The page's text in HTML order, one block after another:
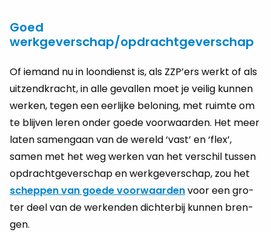
Goed
werkgeverschap/opdrachtgeverschap
Of ie­mand nu in loon­dienst is, als ZZP’ers werkt of als
uit­zend­kracht, in alle ge­val­len moet je vei­lig kun­nen
wer­ken, tegen een eer­lij­ke be­lo­ning, met ruim­te om
te blij­ven leren onder goede voor­waar­den. Het meer
laten sa­men­gaan van de we­reld ‘vast’ en ‘flex’,
samen met het weg wer­ken van het ver­schil tus­sen
op­dracht­ge­ver­schap en werk­ge­ver­schap, zou het
schep­pen van goede voor­waar­denvoor een gro­
ter deel van de wer­ken­den dich­ter­bij kun­nen bren­
gen.